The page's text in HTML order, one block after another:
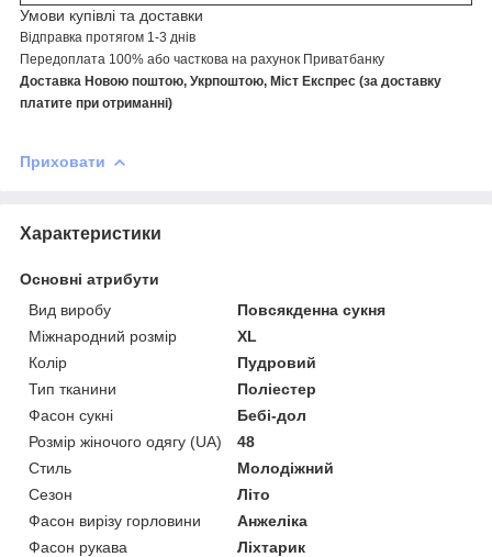
Умови купівлі та доставки
Відправка протягом 1-3 днів
Передоплата 100% або часткова на рахунок Приватбанку
Доставка Новою поштою, Укрпоштою, Міст Експрес (за доставку
платите при отриманні)
Приховати
Характеристики
Основні атрибути
Вид виробу
Повсякденна сукня
Міжнародний розмір
XL
Колір
Пудровий
Тип тканини
Поліестер
Фасон сукні
Бебі-дол
Розмір жіночого одягу (UA)
48
Стиль
Молодіжний
Сезон
Літо
Фасон вирізу горловини
Анжеліка
Фасон рукава
Ліхтарик